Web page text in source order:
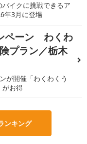
イクに挑戦できるア
年3月に登場
ペーン わくわ
プラン／栃木
が開催「わくわくう
がお得
ンキング